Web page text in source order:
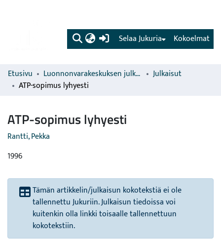
(current) Kokoelmat
Selaa Jukuria
Etusivu Luonnonvarakeskuksen julkaisut
Julkaisut
ATP-sopimus lyhyesti
ATP-sopimus lyhyesti
Rantti, Pekka
1996
Tämän artikkelin/julkaisun kokotekstiä ei ole
tallennettu Jukuriin. Julkaisun tiedoissa voi
kuitenkin olla linkki toisaalle tallennettuun
kokotekstiin.